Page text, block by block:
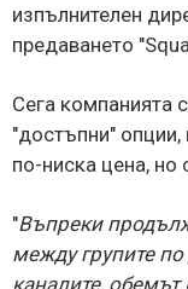
изпълнителен
предаването
Сега компанията
"достъпни" опции,
по-ниска цена, но
"Въпреки
между групите
каналите,